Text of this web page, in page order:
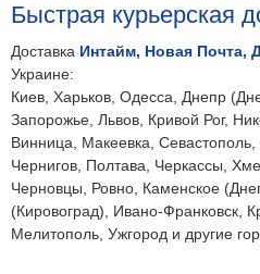
Быстрая курьерская
Доставка Интайм, Новая Почта,
Украине:
Киев, Харьков, Одесса, Днепр
Запорожье, Львов, Кривой Рог,
Винница, Макеевка,
Чернигов, Полтава, Черкассы,
Черновцы, Ровно, Каменское
(Кировоград), Ивано-Франковск,
Мелитополь, Ужгород и другие